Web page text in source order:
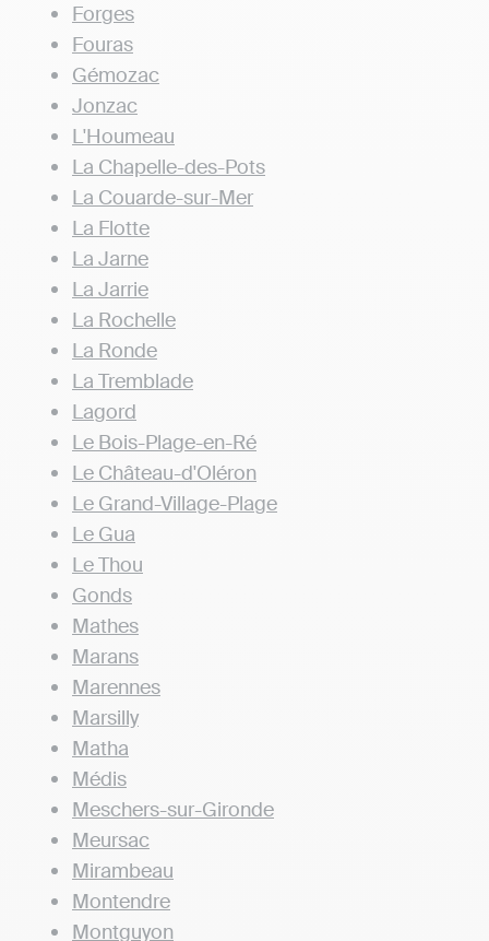
Forges
Fouras
Gémozac
Jonzac
L'Houmeau
La Chapelle-des-Pots
La Couarde-sur-Mer
La Flotte
La Jarne
La Jarrie
La Rochelle
La Ronde
La Tremblade
Lagord
Le Bois-Plage-en-Ré
Le Château-d'Oléron
Le Grand-Village-Plage
Le Gua
Le Thou
Gonds
Mathes
Marans
Marennes
Marsilly
Matha
Médis
Meschers-sur-Gironde
Meursac
Mirambeau
Montendre
Montguyon